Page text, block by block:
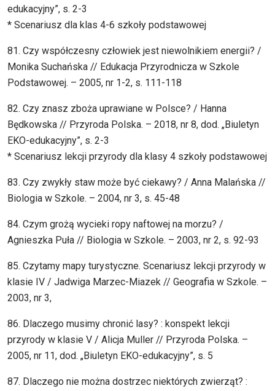
edukacyjny”, s. 2-3
* Scenariusz dla klas 4-6 szkoły podstawowej
81. Czy współczesny człowiek jest niewolnikiem energii? /
Monika Suchańska // Edukacja Przyrodnicza w Szkole
Podstawowej. – 2005, nr 1-2, s. 111-118
82. Czy znasz zboża uprawiane w Polsce? / Hanna
Będkowska // Przyroda Polska. – 2018, nr 8, dod. „Biuletyn
EKO-edukacyjny”, s. 2-3
* Scenariusz lekcji przyrody dla klasy 4 szkoły podstawowej
83. Czy zwykły staw może być ciekawy? / Anna Malańska //
Biologia w Szkole. – 2004, nr 3, s. 45-48
84. Czym grożą wycieki ropy naftowej na morzu? /
Agnieszka Puła // Biologia w Szkole. – 2003, nr 2, s. 92-93
85. Czytamy mapy turystyczne. Scenariusz lekcji przyrody w
klasie IV / Jadwiga Marzec-Miazek // Geografia w Szkole. –
2003, nr 3,
86. Dlaczego musimy chronić lasy? : konspekt lekcji
przyrody w klasie V / Alicja Muller // Przyroda Polska. –
2005, nr 11, dod. „Biuletyn EKO-edukacyjny”, s. 5
87. Dlaczego nie można dostrzec niektórych zwierząt? :